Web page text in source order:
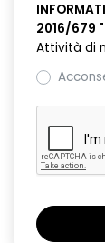
2016/679
Attività di